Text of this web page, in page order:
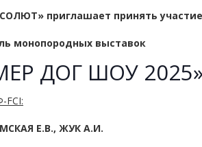
приглашает принять участие
монопородных выставок
ДОГ ШОУ
FCI:
Е.В., ЖУК А.И.